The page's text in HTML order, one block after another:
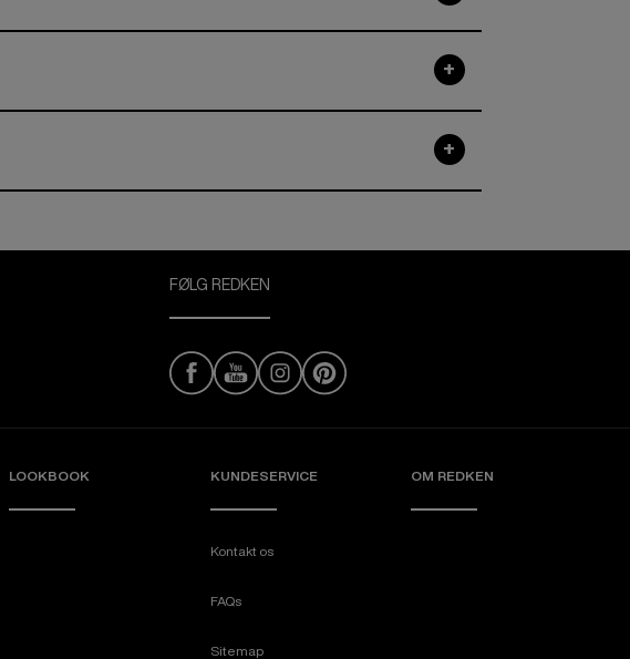
FØLG REDKEN
LOOKBOOK KUNDESERVICE
Kontakt os
FAQs
Sitemap
OM REDKEN